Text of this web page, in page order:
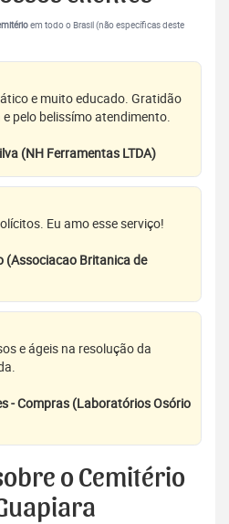
em todo o Brasil (não específicas deste
e muito educado. Gratidão
pelo belissímo atendimento.
(NH Ferramentas LTDA)
Eu amo esse serviço!
(Associacao Britanica de
e ágeis na resolução da
- Compras (Laboratórios Osório
o Cemitério